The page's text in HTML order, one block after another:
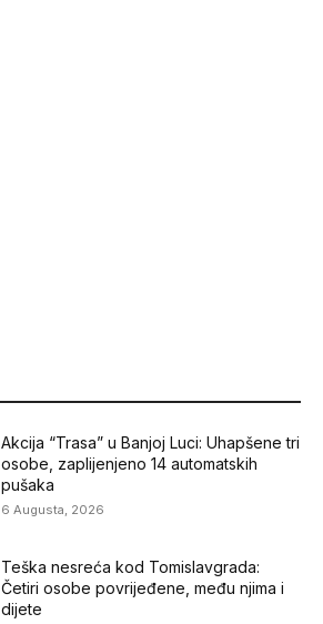
Akcija “Trasa” u Banjoj Luci: Uhapšene tri
osobe, zaplijenjeno 14 automatskih
pušaka
6 Augusta, 2026
Teška nesreća kod Tomislavgrada:
Četiri osobe povrijeđene, među njima i
dijete